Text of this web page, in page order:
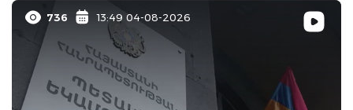
736 13:49 04-08-2026